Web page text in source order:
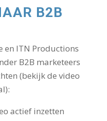
B2B
en ITN Productions
B2B marketeers
(bekijk de video
actief inzetten